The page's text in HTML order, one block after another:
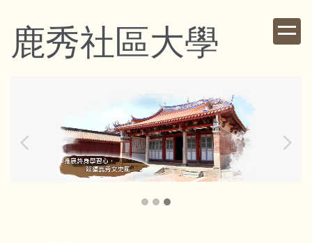
到
要鹿秀社區大學